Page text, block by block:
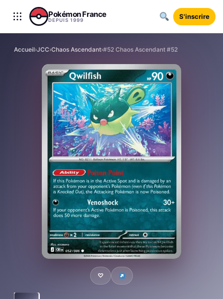
Aller au contenu
Pokémon France
DEPUIS 1999 S'inscrire
Accueil›JCC›Chaos Ascendant›#52 Chaos Ascendant #52
♡